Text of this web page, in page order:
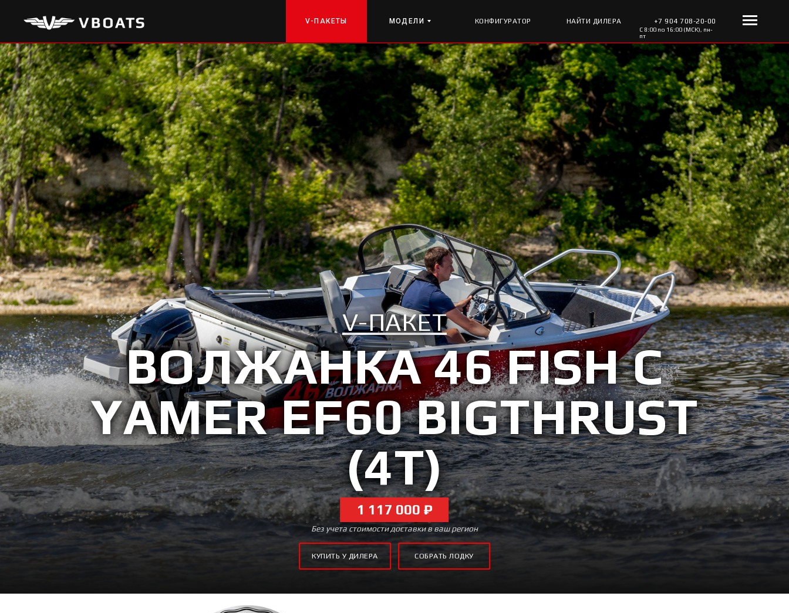
V-ПАКЕТЫ МОДЕЛИ КОНФИГУРАТОР НАЙТИ ДИЛЕРА +7 904 708-20-00
С 8:00 по 16:00 (МСК), пн-
пт
V-ПАКЕТ
ВОЛЖАНКА 46 FISH C
YAMER EF60 BIGTHRUST
(4T)
1 117 000 ₽
Без учета стоимости доставки в ваш регион
КУПИТЬ У ДИЛЕРА СОБРАТЬ ЛОДКУ